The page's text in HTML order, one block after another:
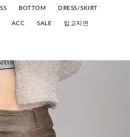
BOTTOM DRESS/SKIRT
ACC SALE 입고지연